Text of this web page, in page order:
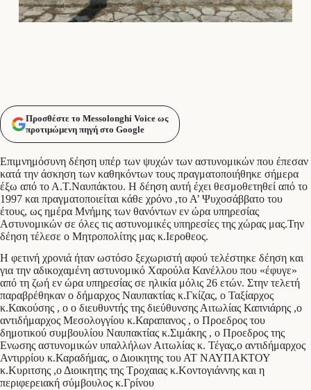
Προσθέστε το Messolonghi Voice ως
προτιμώμενη πηγή στο Google
Επιμνημόσυνη δέηση υπέρ των ψυχών των αστυνομικών που έπεσαν
κατά την άσκηση των καθηκόντων τους πραγματοποιήθηκε σήμερα
έξω από το Α.Τ.Ναυπάκτου. Η δέηση αυτή έχει θεσμοθετηθεί από το
1997 και πραγματοποιείται κάθε χρόνο ,το Α’ Ψυχοσάββατο του
έτους, ως ημέρα Μνήμης των θανόντων εν ώρα υπηρεσίας
Αστυνομικών σε όλες τις αστυνομικές υπηρεσίες της χώρας μας.Την
δέηση τέλεσε ο Μητροπολίτης μας κ.Ιεροθεος.
Η φετινή χρονιά ήταν ωστόσο ξεχωριστή αφού τελέστηκε δέηση και
για την αδικοχαμένη αστυνομικό Χαρούλα Κανέλλου που «έφυγε»
από τη ζωή εν ώρα υπηρεσίας σε ηλικία μόλις 26 ετών. Στην τελετή
παραβρέθηκαν ο δήμαρχος Ναυπακτίας κ.Γκίζας, ο Ταξίαρχος
κ.Κακούσης , ο ο διευθυντής της διεύθυνσης Αιτωλίας Καπνιάρης ,ο
αντιδήμαρχος Μεσολογγίου κ.Καραπανος , ο Προεδρος του
δημοτικού συμβουλίου Ναυπακτίας κ.Σιμάκης , ο Προεδρος της
Ενωσης αστυνομικών υπαλλήλων Αιτωλίας κ. Τέγας,ο αντιδήμαρχος
Αντιρρίου κ.Καραδήμας, ο Διοικητης του ΑΤ ΝΑΥΠΑΚΤΟΥ
κ.Κυριτσης ,ο Διοικητης της Τροχαιας κ.Κοντογιάννης και η
περιφερειακή σύμβουλος κ.Γρίνου